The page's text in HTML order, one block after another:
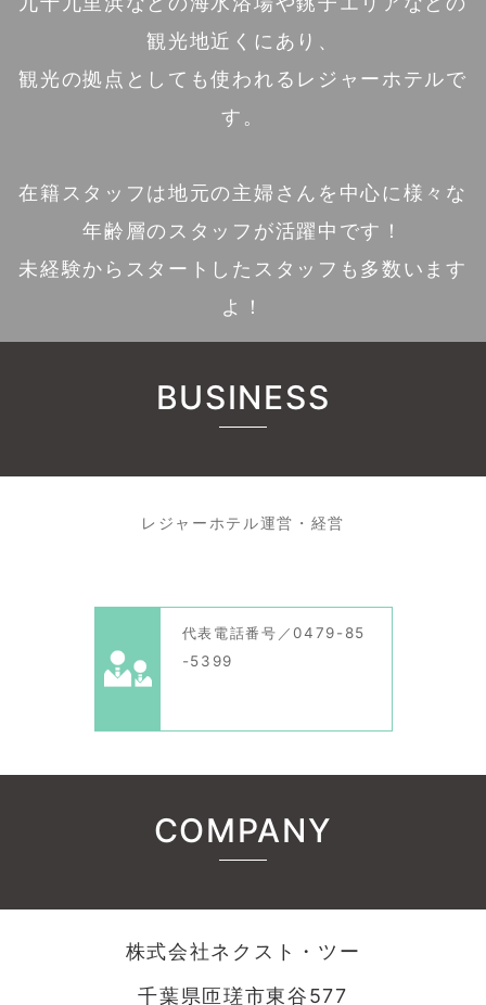
観光地近くにあり、
観光の拠点としても使われるレジャーホテルで
す。
在籍スタッフは地元の主婦さんを中心に様々な
年齢層のスタッフが活躍中です！
未経験からスタートしたスタッフも多数います
よ！
BUSINESS
レジャーホテル運営・経営
代表電話番号／0479-85
-5399
COMPANY
株式会社ネクスト・ツー
千葉県匝瑳市東谷577